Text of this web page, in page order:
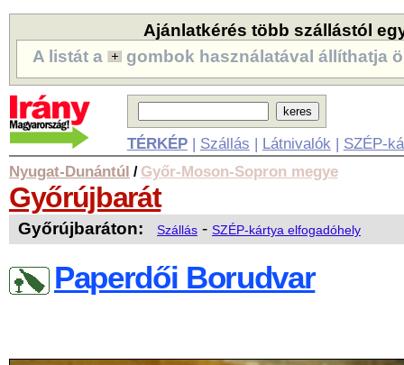
Ajánlatkérés több szállástól
A listát a
gombok használatával állíthatja
TÉRKÉP| Szállás | Látnivalók | SZÉP-
Nyugat-Dunántúl / Győr-Moson-Sopron megye
Győrújbarát
Győrújbaráton: Szállás - SZÉP-kártya elfogadóhely
Paperdői Borudvar